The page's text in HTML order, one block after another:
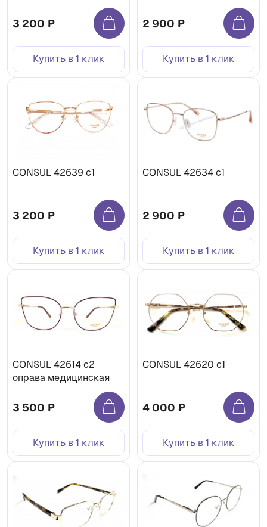
3 200 ₽
Купить в 1 клик
2 900 ₽
Купить в 1 клик
CONSUL 42639 c1
3 200 ₽
Купить в 1 клик
CONSUL 42634 c1
2 900 ₽
Купить в 1 клик
CONSUL 42614 c2
оправа медицинская
3 500 ₽
Купить в 1 клик
CONSUL 42620 с1
4 000 ₽
Купить в 1 клик